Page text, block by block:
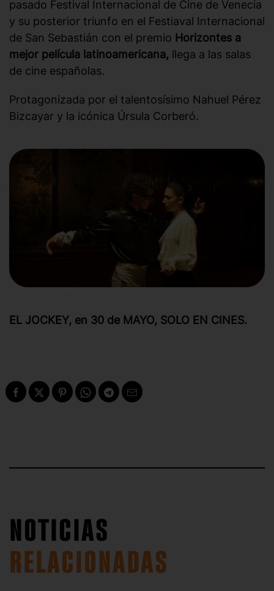
pasado Festival Internacional de Cine de Venecia
y su posterior triunfo en el Festiaval Internacional
de San Sebastián con el premio Horizontes a
mejor película latinoamericana, llega a las salas
de cine españolas.
Protagonizada por el talentosísimo Nahuel Pérez
Bizcayar y la icónica Úrsula Corberó.
EL JOCKEY, en 30 de MAYO, SOLO EN CINES.
NOTICIAS
RELACIONADAS